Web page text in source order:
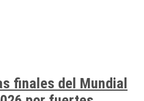
finales del Mundial